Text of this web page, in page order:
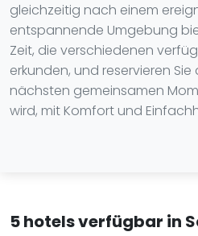
gleichzeitig nach einem
entspannende Umgebung
Zeit, die verschiedenen
erkunden, und reservieren
nächsten gemeinsamen
wird, mit Komfort und
5 hotels verfügbar in